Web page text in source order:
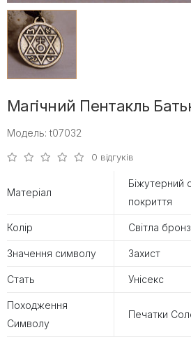
Магічний Пентакль
Модель: t07032
0 відгуків
Матеріал
Біжутерний
покриття
Колір Світла
Значення символу Захист
Стать Унісекс
Походження
Символу
Печатки